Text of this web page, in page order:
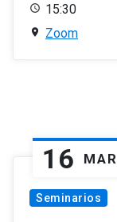
15:30
Zoom
16 MAR
Seminarios